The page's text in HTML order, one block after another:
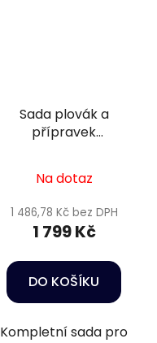
Sada plovák a
přípravek
Na dotaz
1 486,78 Kč bez DPH
1 799 Kč
DO KOŠÍKU
Kompletní sada pro